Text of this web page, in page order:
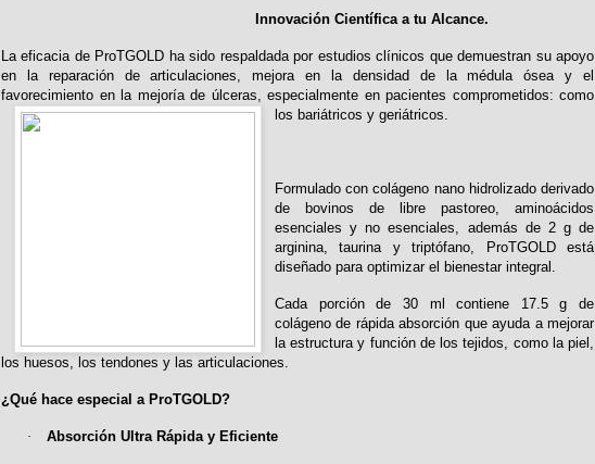
Innovación Científica a tu Alcance.
La eficacia de ProTGOLD ha sido respaldada por estudios clínicos que demuestran su apoyo
en la reparación de articulaciones, mejora en la densidad de la médula ósea y el
favorecimiento en la mejoría de úlceras, especialmente en pacientes comprometidos: como
los bariátricos y geriátricos.
Formulado con colágeno nano hidrolizado derivado
de bovinos de libre pastoreo, aminoácidos
esenciales y no esenciales, además de 2 g de
arginina, taurina y triptófano, ProTGOLD está
diseñado para optimizar el bienestar integral.
Cada porción de 30 ml contiene 17.5 g de
colágeno de rápida absorción que ayuda a mejorar
la estructura y función de los tejidos, como la piel,
los huesos, los tendones y las articulaciones.
¿Qué hace especial a ProTGOLD?
· Absorción Ultra Rápida y Eficiente